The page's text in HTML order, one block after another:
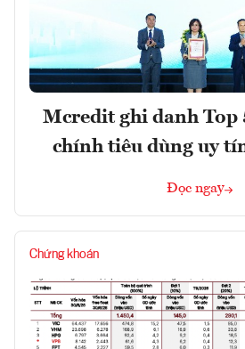
Mcredit ghi danh Top
chính tiêu dùng uy
Đọc ngay
Chứng khoán